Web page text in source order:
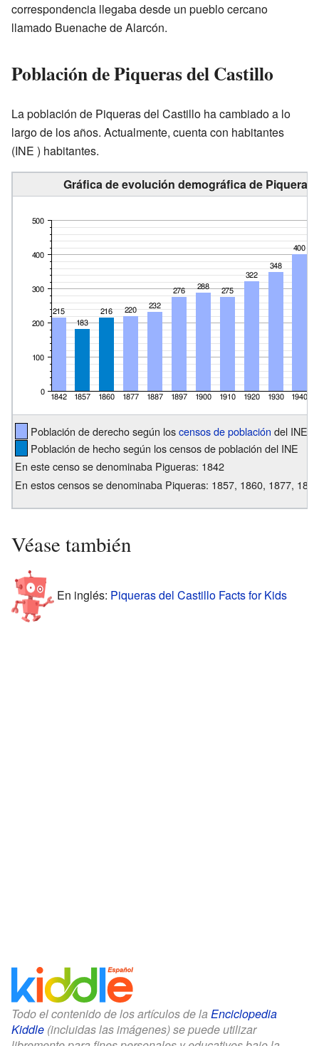
correspondencia llegaba desde un pueblo cercano
llamado Buenache de Alarcón.
Población de Piqueras del Castillo
La población de Piqueras del Castillo ha cambiado a lo
largo de los años. Actualmente, cuenta con habitantes
(INE ) habitantes.
Gráfica de evolución demográfica de Piqueras
Población de derecho según loscensos de población del INE
Población de hecho según los censos de población del INE
En este censo se denominaba Pigueras: 1842
En estos censos se denominaba Piqueras: 1857, 1860, 1877,
Véase también
En inglés: Piqueras del Castillo Facts for Kids
Todo el contenido de los artículos de la Enciclopedia
Kiddle (incluidas las imágenes) se puede utilizar